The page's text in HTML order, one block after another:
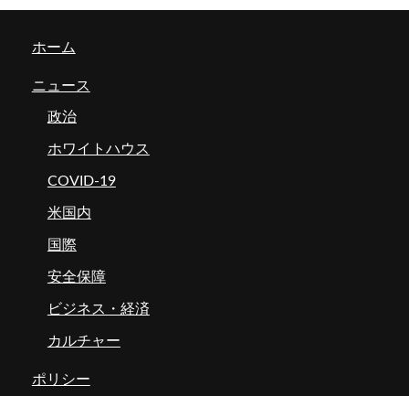
ホーム
ニュース
政治
ホワイトハウス
COVID-19
米国内
国際
安全保障
ビジネス・経済
カルチャー
ポリシー